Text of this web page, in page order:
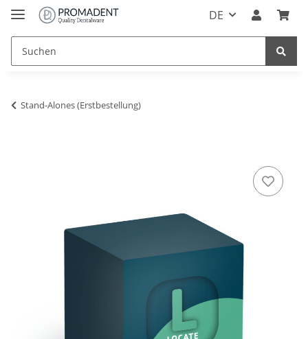
DE
Stand-Alones (Erstbestellung)